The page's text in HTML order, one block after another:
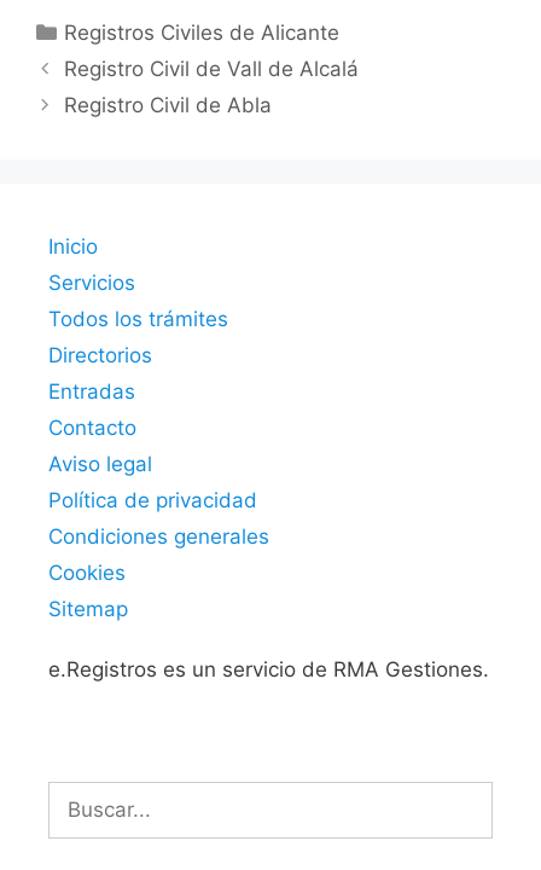
Categorías
Registros Civiles de Alicante
Registro Civil de Vall de Alcalá
Registro Civil de Abla
Inicio
Servicios
Todos los trámites
Directorios
Entradas
Contacto
Aviso legal
Política de privacidad
Condiciones generales
Cookies
Sitemap
e.Registros es un servicio de RMA Gestiones.
Buscar: